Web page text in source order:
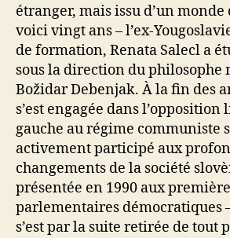
étranger, mais issu d’un monde
voici vingt ans – l’ex-
de formation, Renata Salecl a
sous la direction du philosophe
Božidar Debenjak. À la fin des
s’est engagée dans l’opposition
gauche au régime communiste
activement participé aux
changements de la société
présentée en 1990 aux
parlementaires démocratiques
s’est par la suite retirée de tout